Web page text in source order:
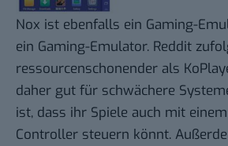
Nox ist ebenfalls ein Gaming-
ein Gaming-Emulator. Reddit
ressourcenschonender als
daher gut für schwächere
ist, dass ihr Spiele auch mit
Controller steuern könnt.